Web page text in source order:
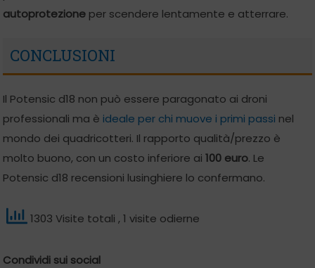
autoprotezione per scendere lentamente e atterrare.
CONCLUSIONI
Il Potensic d18 non può essere paragonato ai droni
professionali ma è ideale per chi muove i primi passi nel
mondo dei quadricotteri. Il rapporto qualità/prezzo è
molto buono, con un costo inferiore ai100 euro. Le
Potensic d18 recensioni lusinghiere lo confermano.
1303 Visite totali , 1 visite odierne
Condividi sui social